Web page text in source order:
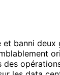
et banni deux
des